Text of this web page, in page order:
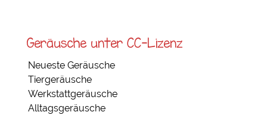
Geräusche unter CC-Lizenz
Neueste Geräusche
Tiergeräusche
Werkstattgeräusche
Alltagsgeräusche